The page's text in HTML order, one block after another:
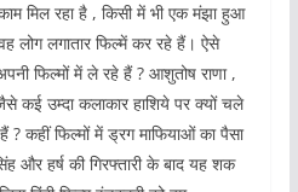
मिल रहा है , किसी में भी एक मंझा हुआ
लोग लगातार फिल्में कर रहे हैं। ऐसे
फिल्मों में ले रहे हैं ? आशुतोष राणा ,
कई उम्दा कलाकार हाशिये पर क्यों चले
? कहीं फिल्मों में ड्रग माफियाओं का पैसा
और हर्ष की गिरफ्तारी के बाद यह शक